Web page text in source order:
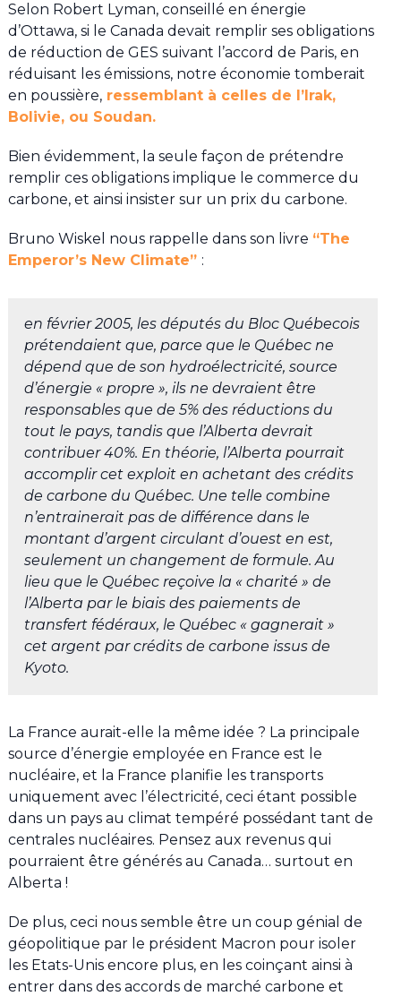
Selon Robert Lyman, conseillé en énergie
d’Ottawa, si le Canada devait remplir ses obligations
de réduction de GES suivant l’accord de Paris, en
réduisant les émissions, notre économie tomberait
en poussière,ressemblant à celles de l’Irak,
Bolivie, ou Soudan.
Bien évidemment, la seule façon de prétendre
remplir ces obligations implique le commerce du
carbone, et ainsi insister sur un prix du carbone.
Bruno Wiskel nous rappelle dans son livre “The
Emperor’s New Climate” :
en février 2005, les députés du Bloc Québecois
prétendaient que, parce que le Québec ne
dépend que de son hydroélectricité, source
d’énergie « propre », ils ne devraient être
responsables que de 5% des réductions du
tout le pays, tandis que l’Alberta devrait
contribuer 40%. En théorie, l’Alberta pourrait
accomplir cet exploit en achetant des crédits
de carbone du Québec. Une telle combine
n’entrainerait pas de différence dans le
montant d’argent circulant d’ouest en est,
seulement un changement de formule. Au
lieu que le Québec reçoive la « charité » de
l’Alberta par le biais des paiements de
transfert fédéraux, le Québec « gagnerait »
cet argent par crédits de carbone issus de
Kyoto.
La France aurait-elle la même idée ? La principale
source d’énergie employée en France est le
nucléaire, et la France planifie les transports
uniquement avec l’électricité, ceci étant possible
dans un pays au climat tempéré possédant tant de
centrales nucléaires. Pensez aux revenus qui
pourraient être générés au Canada… surtout en
Alberta !
De plus, ceci nous semble être un coup génial de
géopolitique par le président Macron pour isoler
les Etats-Unis encore plus, en les coinçant ainsi à
entrer dans des accords de marché carbone et